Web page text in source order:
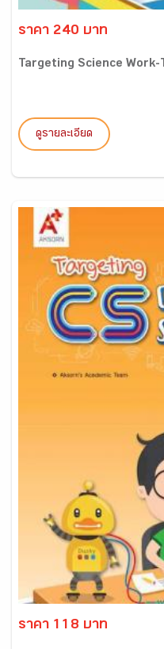
ราคา 240 บาท
Targeting Science
ดูรายละเอียด
ราคา 118 บาท